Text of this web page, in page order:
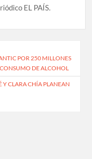
EL PAÍS.
POR 250 MILLONES
CONSUMO DE ALCOHOL
Y CLARA CHÍA PLANEAN